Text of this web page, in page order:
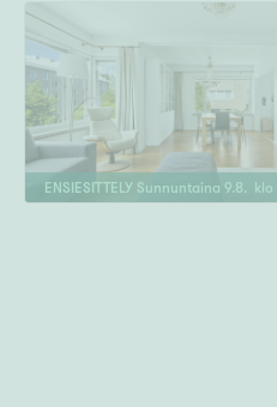
ENSIESITTELY Sunnuntaina 9.8 . klo